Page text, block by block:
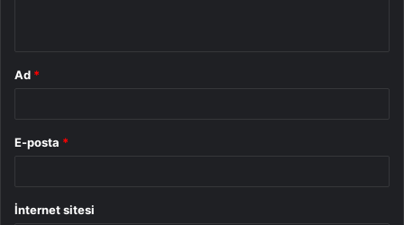
Ad *
E-posta *
İnternet sitesi